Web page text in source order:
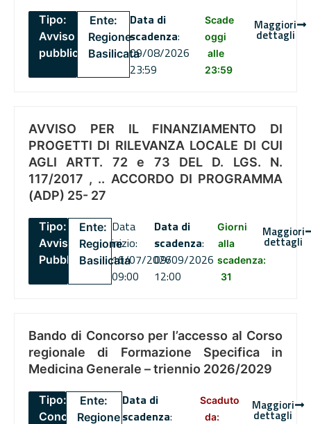
Tipo:
Avviso
pubblico
Ente:
Regione
Basilicata
Data di
scadenza:
09/08/2026
23:59
Scade
oggi
alle
23:59
Maggiori
dettagli
AVVISO PER IL FINANZIAMENTO DI
PROGETTI DI RILEVANZA LOCALE DI CUI
AGLI ARTT. 72 e 73 DEL D. LGS. N.
117/2017 , .. ACCORDO DI PROGRAMMA
(ADP) 25- 27
Tipo:
Avviso
Pubblico
Ente:
Regione
Basilicata
Data
inizio:
16/07/2026
09:00
Data di
scadenza:
09/09/2026
12:00
Giorni
alla
scadenza:
31
Maggiori
dettagli
Bando di Concorso per l’accesso al Corso
regionale di Formazione Specifica in
Medicina Generale – triennio 2026/2029
Tipo:
Concorsi
Ente:
Regione
Data di
scadenza:
Scaduto
da:
Maggiori
dettagli